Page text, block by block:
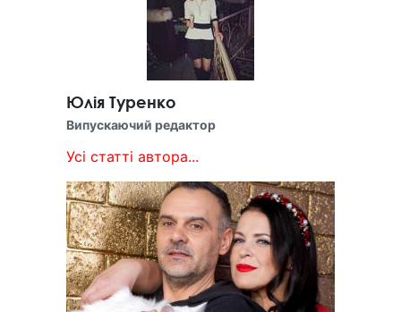
Юлія Туренко
Випускаючий редактор
Усі статті автора...